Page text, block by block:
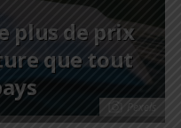
plus de prix
que tout
Pexels